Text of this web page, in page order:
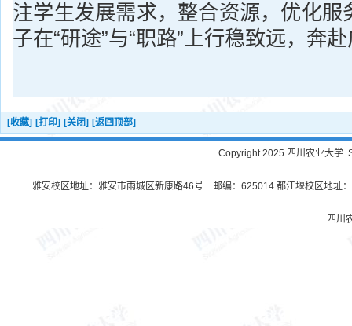
注学生发展需求，整合资源，优化服
子在“研途”与“职路”上行稳致远，奔
[收藏] [打印] [关闭] [返回顶部]
Copyright 2025 四川农业大学.
雅安校区地址：雅安市雨城区新康路46号 邮编：625014 都江堰校区地址
四川